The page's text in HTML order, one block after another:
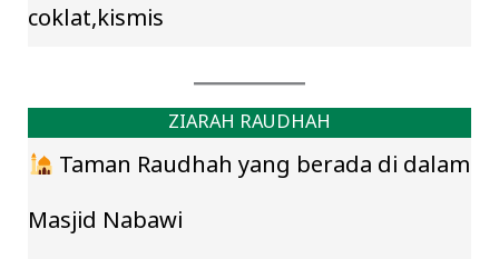
coklat,kismis
ZIARAH RAUDHAH
Taman Raudhah yang berada di dalam
Masjid Nabawi